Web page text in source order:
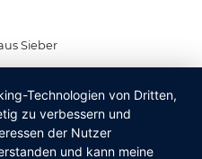
Technologien von Dritten,
zu verbessern und
der Nutzer
und kann meine
Sieber